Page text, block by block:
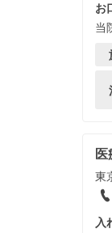
お
当
東
入